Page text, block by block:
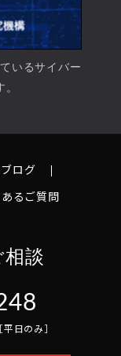
いるサイバー
ログ
るご質問
談
日のみ］